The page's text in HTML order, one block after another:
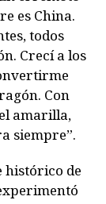
es China.
todos
Crecí a los
Con
amarilla,
siempre”.
histórico de